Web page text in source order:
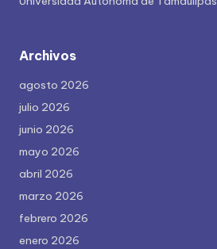
Archivos
agosto 2026
julio 2026
junio 2026
mayo 2026
abril 2026
marzo 2026
febrero 2026
enero 2026